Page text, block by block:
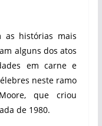
as histórias mais
alguns dos atos
em carne e
neste ramo
que criou
de 1980.